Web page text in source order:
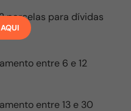
parcelas para dívidas
entre 6 e 12
entre 13 e 30